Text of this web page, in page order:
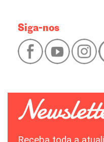
Siga-nos
Receba toda a